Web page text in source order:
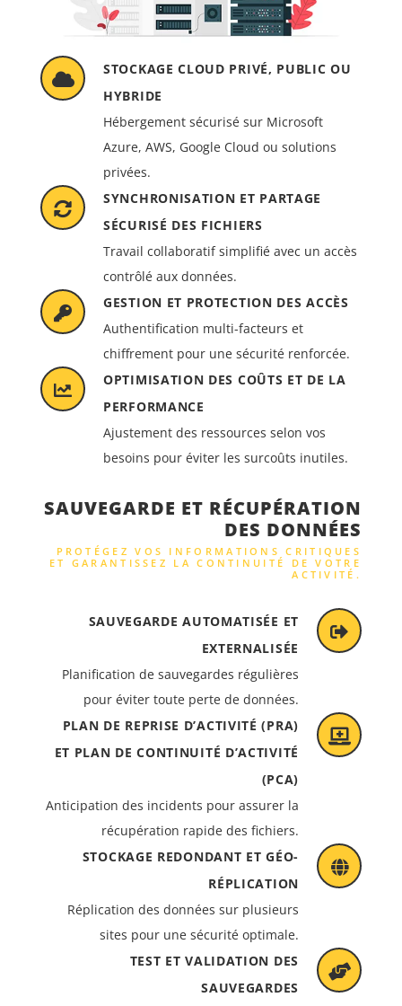
STOCKAGE CLOUD PRIVÉ, PUBLIC OU
HYBRIDE
Hébergement sécurisé sur Microsoft
Azure, AWS, Google Cloud ou solutions
privées.
SYNCHRONISATION ET PARTAGE
SÉCURISÉ DES FICHIERS
Travail collaboratif simplifié avec un accès
contrôlé aux données.
GESTION ET PROTECTION DES ACCÈS
Authentification multi-facteurs et
chiffrement pour une sécurité renforcée.
OPTIMISATION DES COÛTS ET DE LA
PERFORMANCE
Ajustement des ressources selon vos
besoins pour éviter les surcoûts inutiles.
SAUVEGARDE ET RÉCUPÉRATION
DES DONNÉES
PROTÉGEZ VOS INFORMATIONS CRITIQUES
ET GARANTISSEZ LA CONTINUITÉ DE VOTRE
ACTIVITÉ.
SAUVEGARDE AUTOMATISÉE ET
EXTERNALISÉE
Planification de sauvegardes régulières
pour éviter toute perte de données.
PLAN DE REPRISE D’ACTIVITÉ (PRA)
ET PLAN DE CONTINUITÉ D’ACTIVITÉ
(PCA)
Anticipation des incidents pour assurer la
récupération rapide des fichiers.
STOCKAGE REDONDANT ET GÉO-
RÉPLICATION
Réplication des données sur plusieurs
sites pour une sécurité optimale.
TEST ET VALIDATION DES
SAUVEGARDES